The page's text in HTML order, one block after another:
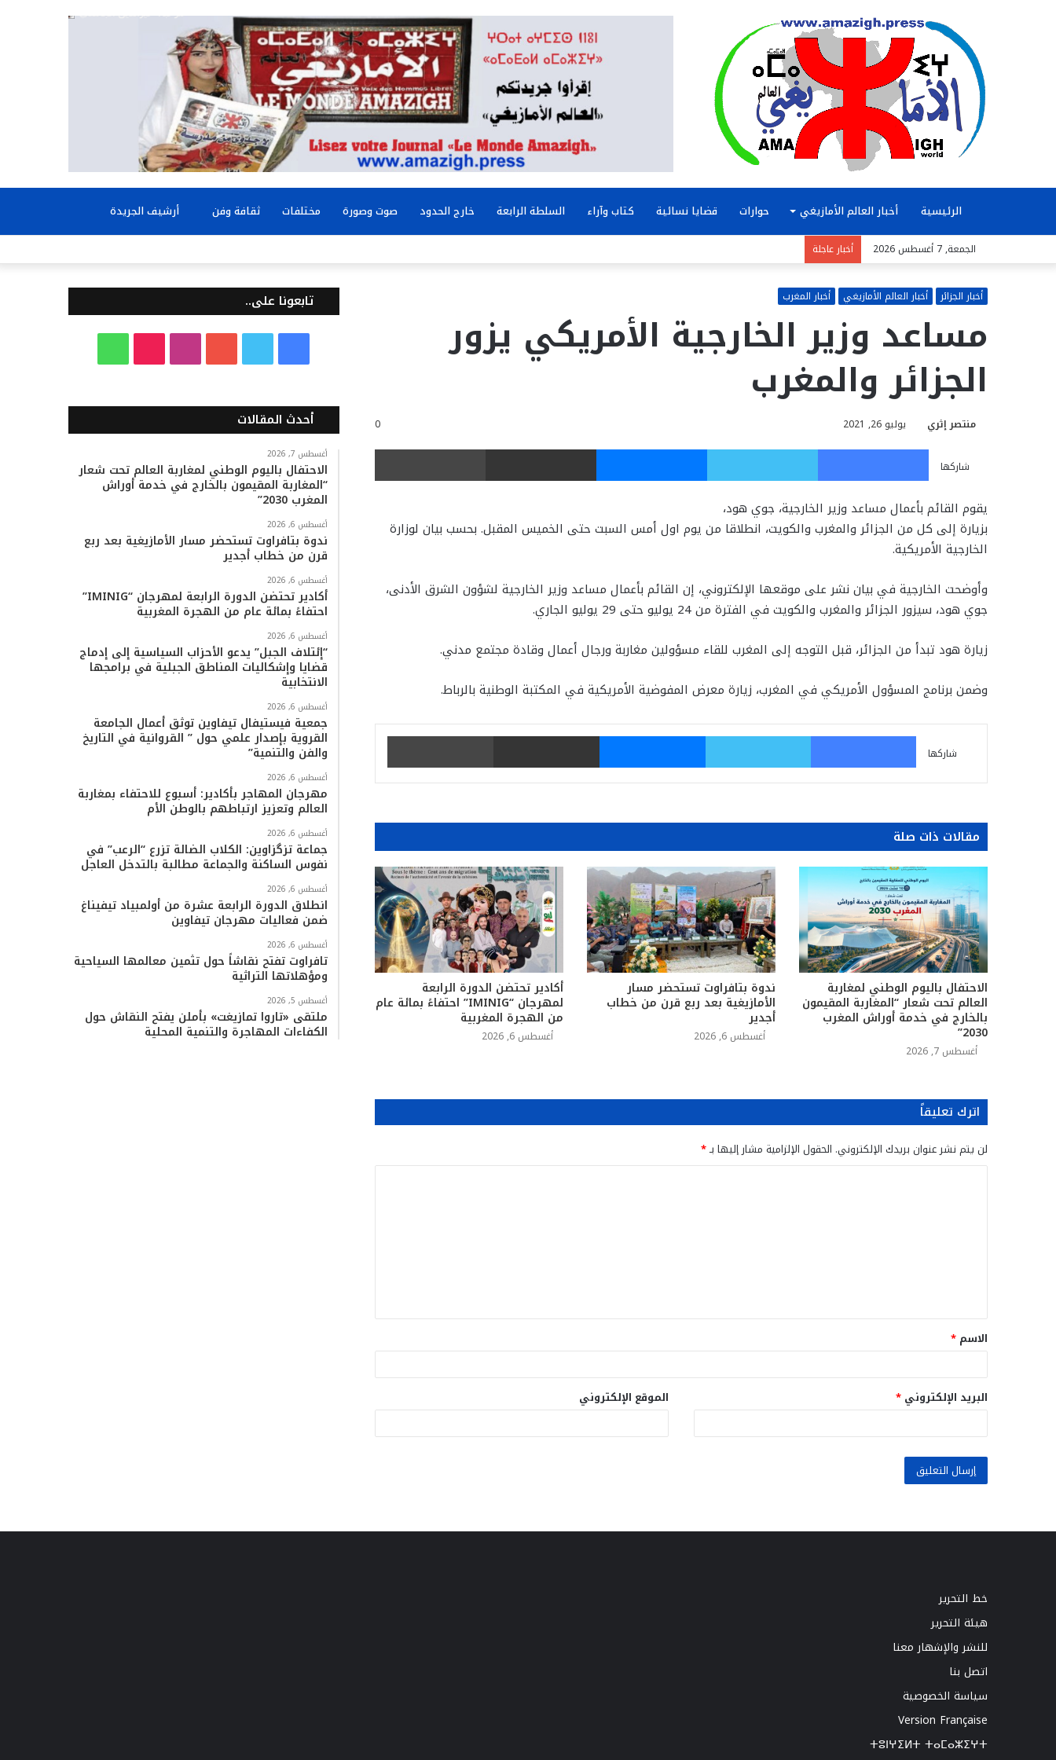
الرئيسية أخبار العالم الأمازيغي حوارات قضايا نسائية كتاب وآراء السلطة الرابعة خارج الحدود صوت وصورة مختلفات ثقافة وفن أرشيف الجريدة
عن
الجمعة, 7 أغسطس 2026 أخبار عاجلة
أخبار الجزائر أخبار العالم الأمازيغي أخبار المغرب
مساعد وزير الخارجية الأمريكي يزور
الجزائر والمغرب
منتصر إثري يوليو 26, 2021 0
شاركها
فيسبوك تويتر ماسنجر مشاركة عبر البريد
يقوم القائم بأعمال مساعد وزير الخارجية، جوي هود،
بزيارة إلى كل من الجزائر والمغرب والكويت، انطلاقا من يوم اول أمس السبت حتى الخميس المقبل. بحسب بيان لوزارة
الخارجية الأمريكية.
وأوضحت الخارجية في بيان نشر على موقعها الإلكتروني، إن القائم بأعمال مساعد وزير الخارجية لشؤون الشرق الأدنى،
جوي هود، سيزور الجزائر والمغرب والكويت في الفترة من 24 يوليو حتى 29 يوليو الجاري.
زيارة هود تبدأ من الجزائر، قبل التوجه إلى المغرب للقاء مسؤولين مغاربة ورجال أعمال وقادة مجتمع مدني.
وضمن برنامج المسؤول الأمريكي في المغرب، زيارة معرض المفوضية الأمريكية في المكتبة الوطنية بالرباط.
شاركها
فيسبوك تويتر ماسنجر مشاركة عبر البريد
مقالات ذات صلة
الاحتفال باليوم الوطني لمغاربة
العالم تحت شعار “المغاربة المقيمون
بالخارج في خدمة أوراش المغرب
2030”
أغسطس 7, 2026
ندوة بتافراوت تستحضر مسار
الأمازيغية بعد ربع قرن من خطاب
أجدير
أغسطس 6, 2026
أكادير تحتضن الدورة الرابعة
لمهرجان “IMINIG” احتفاءً بمائة عام
من الهجرة المغربية
أغسطس 6, 2026
اترك تعليقاً
لن يتم نشر عنوان بريدك الإلكتروني. الحقول الإلزامية مشار إليها بـ*
ق
*
الاسم *
البريد الإلكتروني * الموقع الإلكتروني
تابعونا على..
س
ب
و
ك
ي
ت
ر
ت
ي
و
س
ت
ق
k
T
o
ت
س
ا
أحدث المقالات
أغسطس 7, 2026
الاحتفال باليوم الوطني لمغاربة العالم تحت شعار
“المغاربة المقيمون بالخارج في خدمة أوراش
المغرب 2030”
أغسطس 6, 2026
ندوة بتافراوت تستحضر مسار الأمازيغية بعد ربع
قرن من خطاب أجدير
أغسطس 6, 2026
أكادير تحتضن الدورة الرابعة لمهرجان “IMINIG”
احتفاءً بمائة عام من الهجرة المغربية
أغسطس 6, 2026
“إئتلاف الجبل” يدعو الأحزاب السياسية إلى إدماج
قضايا وإشكاليات المناطق الجبلية في برامجها
الانتخابية
أغسطس 6, 2026
جمعية فيستيفال تيفاوين توثق أعمال الجامعة
القروية بإصدار علمي حول ” القروانية في التاريخ
والفن والتنمية”
أغسطس 6, 2026
مهرجان المهاجر بأكادير: أسبوع للاحتفاء بمغاربة
العالم وتعزيز ارتباطهم بالوطن الأم
أغسطس 6, 2026
جماعة تزگزاوين: الكلاب الضالة تزرع “الرعب” في
نفوس الساكنة والجماعة مطالبة بالتدخل العاجل
أغسطس 6, 2026
انطلاق الدورة الرابعة عشرة من أولمبياد تيفيناغ
ضمن فعاليات مهرجان تيفاوين
أغسطس 6, 2026
تافراوت تفتح نقاشاً حول تثمين معالمها السياحية
ومؤهلاتها التراثية
أغسطس 5, 2026
ملتقى «تاروا تمازيغت» بأملن يفتح النقاش حول
الكفاءات المهاجرة والتنمية المحلية
خط التحرير
هيئة التحرير
للنشر والإشهار معنا
اتصل بنا
سياسة الخصوصية
Version Française
ⵜⵓⵏⵖⵉⵍⵜ ⵜⴰⵎⴰⵣⵉⵖⵜ